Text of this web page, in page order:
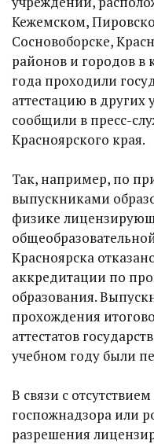
Кежемском,
Сосновоборске,
районов и городов в
года проходили
аттестацию в других
сообщили в пресс-
Красноярского края.
Так, например, по
выпускниками
физике
Красноярска
аккредитации по
образования.
прохождения
аттестатов
учебном году были
В связи с
госпожнадзора или
разрешения